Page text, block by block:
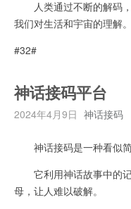
人类通过不断的解码，
我们对生活和宇宙的理解。
#32#
神话接码平台
2024年4月9日 神话接码
神话接码是一种看似简
它利用神话故事中的记
母，让人难以破解。